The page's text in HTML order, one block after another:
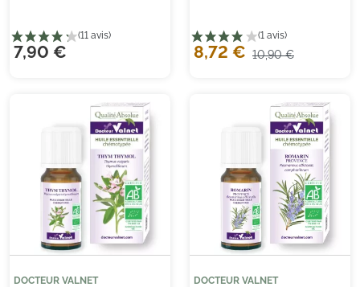
7,90 € 8,72 € 10,90 €
DOCTEUR VALNET DOCTEUR VALNET